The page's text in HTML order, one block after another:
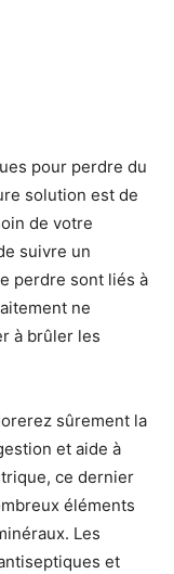
pour perdre du
solution est de
de votre
suivre un
perdre sont liés à
ne
à brûler les
sûrement la
et aide à
ce dernier
éléments
Les
et